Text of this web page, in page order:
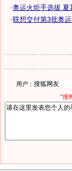
·奥运火炬手选拔
·联想交付第3批奥
用户：
*搜